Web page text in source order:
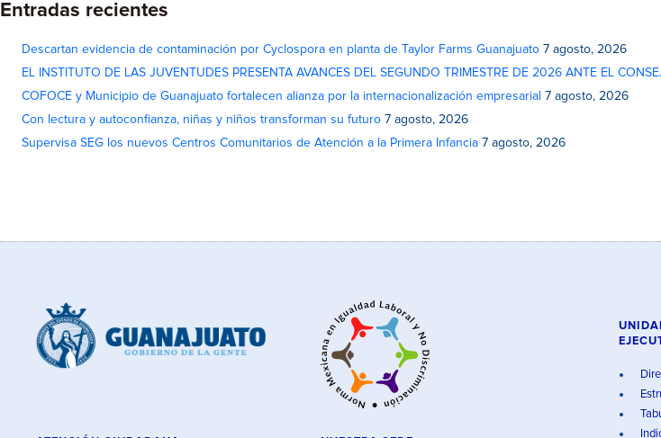
Entradas recientes
Descartan evidencia de contaminación por Cyclospora en planta de Taylor Farms Guanajuato 7 agosto, 2026
EL INSTITUTO DE LAS JUVENTUDES PRESENTA AVANCES DEL SEGUNDO TRIMESTRE DE 2026 ANTE EL
COFOCE y Municipio de Guanajuato fortalecen alianza por la internacionalización empresarial 7 agosto, 2026
Con lectura y autoconfianza, niñas y niños transforman su futuro 7 agosto, 2026
Supervisa SEG los nuevos Centros Comunitarios de Atención a la Primera Infancia 7 agosto, 2026